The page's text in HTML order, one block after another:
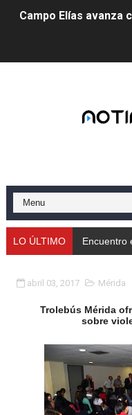
Campo Elías avanza
Venezuela instala
Gobernación de
Niños merideños
Niños merideños
Hospital
Instituto Nacional
LO ÚLTIMO Encuentro
abril 03, 2017 Mérida
Trolebús Mérida
sobre